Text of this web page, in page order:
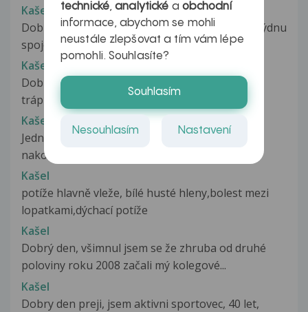
Kašel
Dobrý den,od 20.12.2014 mám suchý kašel,po týdnu
spojený s vykašláváním žlutého...
Kašel
Dobrý den mám 4 měsíčního syna a hrozně ho
trápí kašel a rýma. Teplotu jsem...
Kašel
Jednou sem dostal kašel ne nějak vážný ale
nakonec sem šel k doktorovi který...
Kašel
potíže hlavně vleže, bílé husté hleny,bolest mezi
lopatkami,dýchací potíže
Kašel
Dobrý den, všimnul jsem se že zhruba od druhé
poloviny roku 2008 začali mý kolegové...
Kašel
Dobry den preji, jsem aktivni sportovec, 40 let,
technické,analytické a obchodní
informace, abychom se mohli
neustále zlepšovat a tím vám lépe
pomohli. Souhlasíte?
Souhlasím
Nesouhlasím Nastavení